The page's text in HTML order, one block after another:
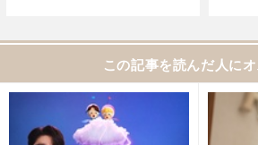
この記事を読んだ人に